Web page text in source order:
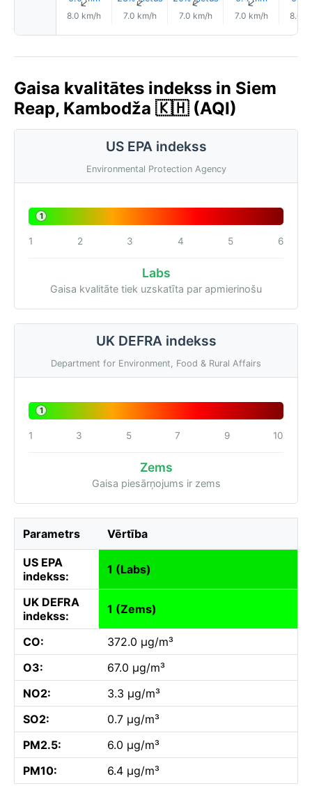
↑
8.0 km/h
↑
7.0 km/h
↑
7.0 km/h
↑
7.0 km/h 8.0
Gaisa kvalitātes indekss in Siem
Reap, Kambodža 🇰🇭 (AQI)
US EPA indekss
Environmental Protection Agency
1
1 2 3 4 5 6
Labs
Gaisa kvalitāte tiek uzskatīta par apmierinošu
UK DEFRA indekss
Department for Environment, Food & Rural Affairs
1
1 3 5 7 9 10
Zems
Gaisa piesārņojums ir zems
Parametrs Vērtība
US EPA
indekss:
1 (Labs)
UK DEFRA
indekss:
1 (Zems)
CO:
372.0 µg/m³
O3:
67.0 µg/m³
NO2:
3.3 µg/m³
SO2:
0.7 µg/m³
PM2.5:
6.0 µg/m³
PM10:
6.4 µg/m³